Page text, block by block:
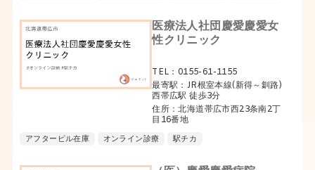
医療法人社団慶愛慶愛女
性クリニック
TEL：0155-61-1155
最寄駅：JR根室本線(新得～釧路)
西帯広駅 徒歩3分
住所：北海道帯広市西23条南2丁
目16番地
アフターピル在庫 オンライン診療 駅チカ